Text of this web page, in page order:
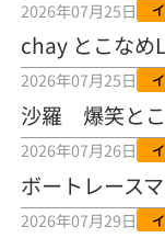
2026年08月04日
【ボート】とこなめ
月で初優勝
2026年08月04日
【ボートレース】
之介の仕上がり上々
2026年08月04日
2026年07月25日
chay とこなめ
2026年07月25日
沙羅 爆笑と
2026年07月26日
ボートレース
2026年07月29日